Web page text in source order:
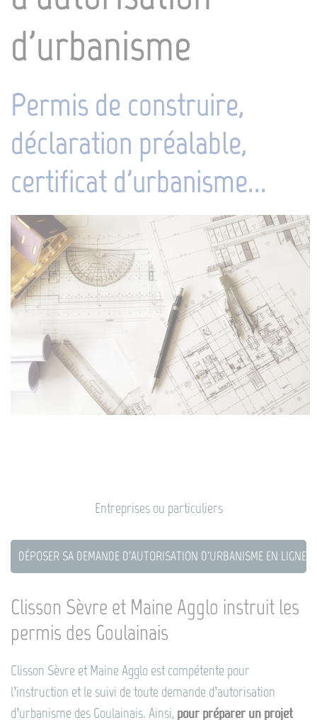
d'urbanisme
Permis de construire,
déclaration préalable,
certificat d'urbanisme...
Entreprises ou particuliers
DÉPOSER SA DEMANDE D'AUTORISATION D'URBANISME EN LIGNE
Clisson Sèvre et Maine Agglo instruit les
permis des Goulainais
Clisson Sèvre et Maine Agglo est compétente pour
l’instruction et le suivi de toute demande d’autorisation
d’urbanisme des Goulainais. Ainsi, pour préparer un projet